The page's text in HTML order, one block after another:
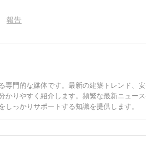
報告
門的な媒体です。最新の建築トレンド、
りやすく紹介します。頻繁な最新ニュー
っかりサポートする知識を提供します。